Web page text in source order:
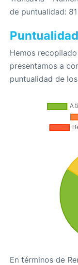
de puntualidad:
Hemos
presentamos a
puntualidad de
En términos de